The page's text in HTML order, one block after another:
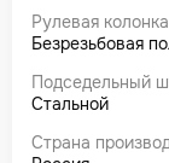
Рулевая колонка
Безрезьбовая
Подседельный
Стальной
Страна